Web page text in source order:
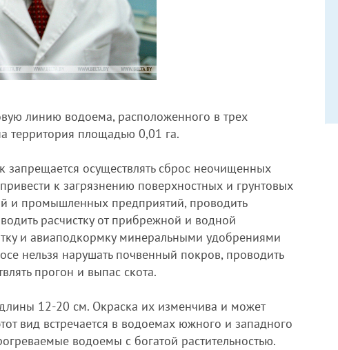
линию водоема, расположенного в трех
территория площадью 0,01 га.
запрещается осуществлять сброс неочищенных
к загрязнению поверхностных и грунтовых
и промышленных предприятий, проводить
расчистку от прибрежной и водной
и авиаподкормку минеральными удобрениями
нельзя нарушать почвенный покров, проводить
прогон и выпас скота.
12-20 см. Окраска их изменчива и может
вид встречается в водоемах южного и западного
водоемы с богатой растительностью.